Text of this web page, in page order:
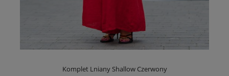
Komplet Lniany Shallow Czerwony